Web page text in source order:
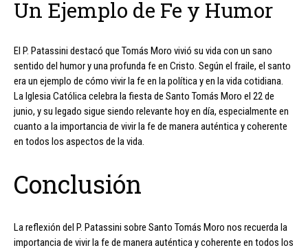
Un Ejemplo de Fe y Humor
El P. Patassini destacó que Tomás Moro vivió su vida con un sano
sentido del humor y una profunda fe en Cristo. Según el fraile, el santo
era un ejemplo de cómo vivir la fe en la política y en la vida cotidiana.
La Iglesia Católica celebra la fiesta de Santo Tomás Moro el 22 de
junio, y su legado sigue siendo relevante hoy en día, especialmente en
cuanto a la importancia de vivir la fe de manera auténtica y coherente
en todos los aspectos de la vida.
Conclusión
La reflexión del P. Patassini sobre Santo Tomás Moro nos recuerda la
importancia de vivir la fe de manera auténtica y coherente en todos los